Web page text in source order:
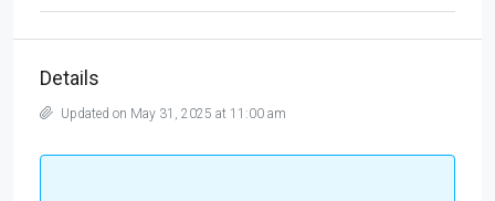
Details
Updated on May 31, 2025 at 11:00 am